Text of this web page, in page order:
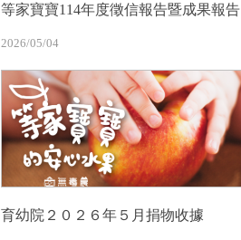
等家寶寶114年度徵信報告暨成果報告
2026/05/04
育幼院２０２６年５月捐物收據